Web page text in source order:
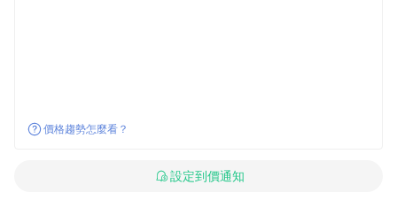
價格趨勢怎麼看？
設定到價通知